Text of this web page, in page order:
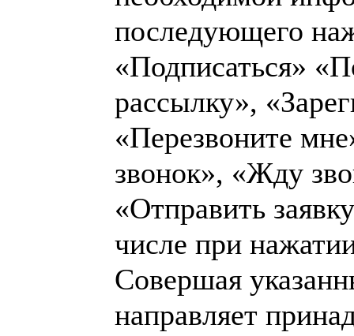
последующего
«Подписаться»
рассылку»,
«Перезвоните
звонок», «Жду
«Отправить
числе при
Совершая
направляет